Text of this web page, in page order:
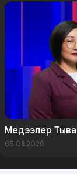
Медээлер
05.08.2026